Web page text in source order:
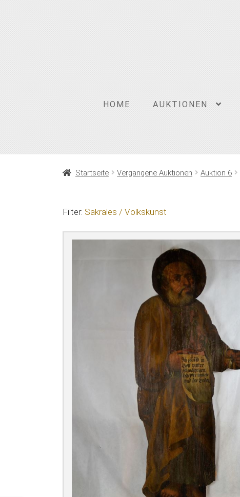
HOME AUKTIONEN
Startseite Vergangene Auktionen Auktion 6
Filter: Sakrales / Volkskunst